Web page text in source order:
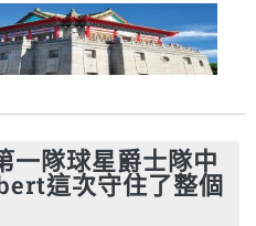
一隊球星爵士隊中
這次守住了整個